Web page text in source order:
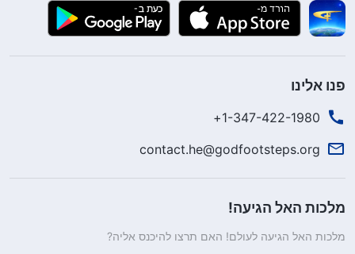
פנו אלינו
1-347-422-1980+
contact.he@godfootsteps.org
מלכות האל הגיעה!
מלכות האל הגיעה לעולם! האם תרצו להיכנס אליה?